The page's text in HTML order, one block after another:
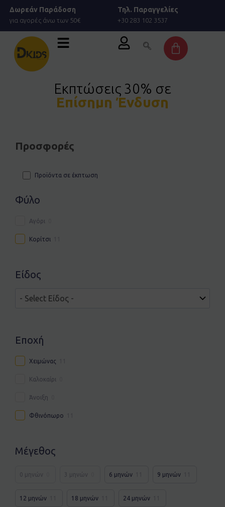
Μετάβαση
στο
περιεχόμενο
Δωρεάν Παράδοση
για αγορές άνω των 50€
Τηλ. Παραγγελίες
+30 283 102 3537
Cart
Εκπτώσεις 30% σε
Επίσημη Ένδυση
Προσφορές
Προϊόντα σε έκπτωση
Φύλο
Αγόρι
Κορίτσι
Είδος
Εποχή
Χειμώνας
Καλοκαίρι
Άνοιξη
Φθινόπωρο
Μέγεθος
0 μηνών 3 μηνών 6 μηνών 9 μηνών
12 μηνών 18 μηνών 24 μηνών